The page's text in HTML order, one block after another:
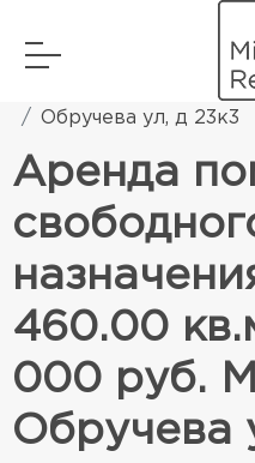
Обручева ул, д 23к3
Аренда
460.00
000 руб.
Обручева